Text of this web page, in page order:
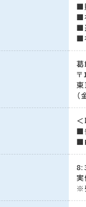
■
■
■
■
■
※